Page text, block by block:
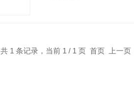
共 1 条记录，当前 1 / 1 页 首页 上一